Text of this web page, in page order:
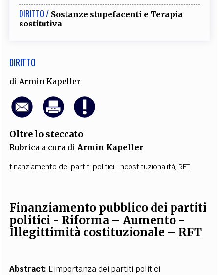
DIRITTO / Sostanze stupefacenti e Terapia
sostitutiva
DIRITTO
di Armin Kapeller
Oltre lo steccato
Rubrica a cura di Armin Kapeller
finanziamento dei partiti politici, Incostituzionalità, RFT
Finanziamento pubblico dei partiti
politici - Riforma – Aumento -
Illegittimità costituzionale – RFT
Abstract: L’importanza dei partiti politici